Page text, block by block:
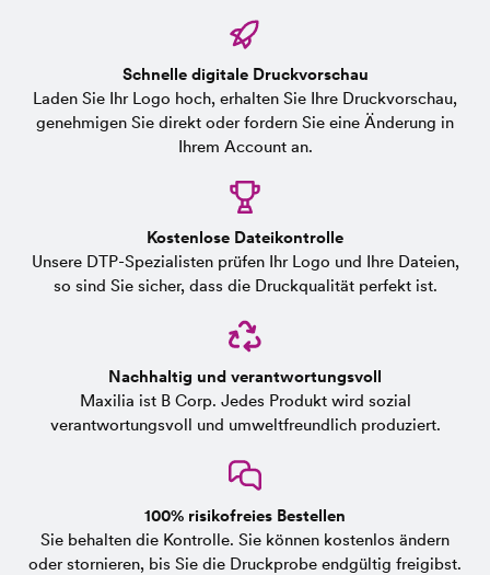
Schnelle digitale Druckvorschau
Laden Sie Ihr Logo hoch, erhalten Sie Ihre Druckvorschau,
genehmigen Sie direkt oder fordern Sie eine Änderung in
Ihrem Account an.
Kostenlose Dateikontrolle
Unsere DTP-Spezialisten prüfen Ihr Logo und Ihre Dateien,
so sind Sie sicher, dass die Druckqualität perfekt ist.
Nachhaltig und verantwortungsvoll
Maxilia ist B Corp. Jedes Produkt wird sozial
verantwortungsvoll und umweltfreundlich produziert.
100% risikofreies Bestellen
Sie behalten die Kontrolle. Sie können kostenlos ändern
oder stornieren, bis Sie die Druckprobe endgültig freigibst.